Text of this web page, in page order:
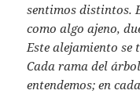
sentimos distintos.
como algo ajeno,
Este alejamiento
Cada rama del
entendemos; en